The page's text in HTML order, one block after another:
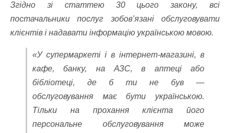
Згідно зі статтею 30 цього закону, всі
постачальники послуг зобов’язані обслуговувати
клієнтів і надавати інформацію українською мовою.
«У супермаркеті і в інтернет-магазині, в
кафе, банку, на АЗС, в аптеці або
бібліотеці, де б ти не був —
обслуговування має бути українською.
Тільки на прохання клієнта його
персональне обслуговування може